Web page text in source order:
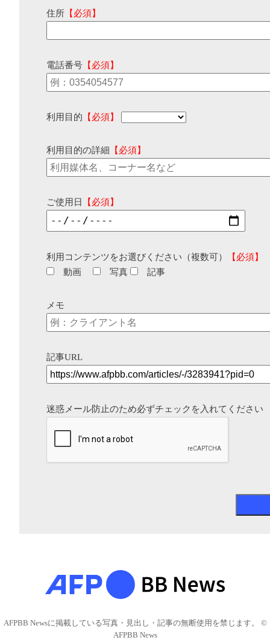
住所 【必須】
電話番号 【必須】
利用目的 【必須】
利用目的の詳細 【必須】
ご使用日 【必須】
利用コンテンツをお選びください（複数可）
【必須】
動画
写真 記事
メモ
記事URL
迷惑メール防止のため必ずチェックを入れてください
AFPBB Newsに掲載している写真・見出し・記事の無断使用を禁じます。 ©
AFPBB News